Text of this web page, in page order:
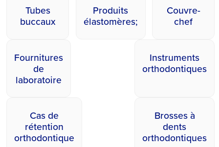
Tubes
buccaux
Produits
élastomères;
Couvre-
chef
Fournitures
de
laboratoire
Instruments
orthodontiques
Cas de
rétention
orthodontique
Brosses à
dents
orthodontiques